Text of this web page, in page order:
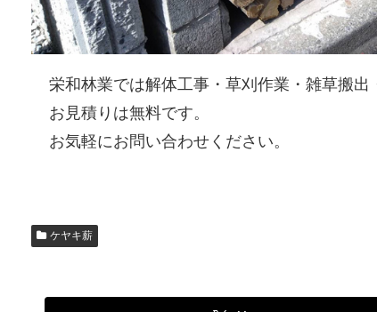
栄和林業では解体工事・草刈作業・雑草搬出
お見積りは無料です。
お気軽にお問い合わせください。
ケヤキ薪